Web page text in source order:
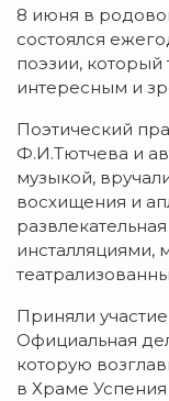
8 июня в
состоялся
поэзии, который
интересным и
Поэтический
Ф.И.Тютчева и
музыкой,
восхищения и
инсталляциями,
Приняли
Официальная
которую
в Храме